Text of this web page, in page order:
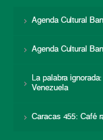
Agenda Cultural
Agenda Cultural
La palabra
Venezuela
Caracas 455: Café